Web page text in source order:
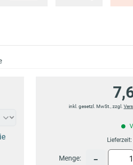
inkl. gesetzl. MwSt., zzgl.
Lieferzeit:
Menge: −